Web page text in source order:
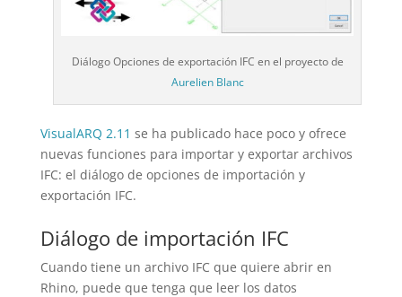
Diálogo Opciones de exportación IFC en el proyecto de
Aurelien Blanc
VisualARQ 2.11 se ha publicado hace poco y ofrece
nuevas funciones para importar y exportar archivos
IFC: el diálogo de opciones de importación y
exportación IFC.
Diálogo de importación IFC
Cuando tiene un archivo IFC que quiere abrir en
Rhino, puede que tenga que leer los datos